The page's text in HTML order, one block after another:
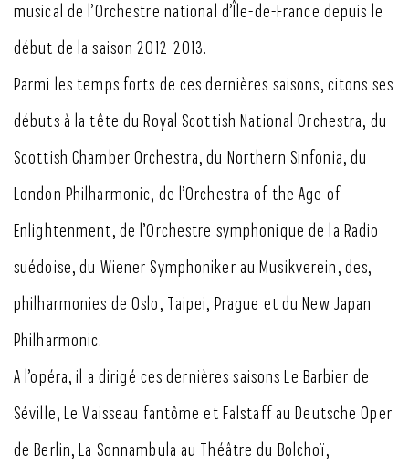
musical de l’Orchestre national d’Île-de-France depuis le
début de la saison 2012-2013.
Parmi les temps forts de ces dernières saisons, citons ses
débuts à la tête du Royal Scottish National Orchestra, du
Scottish Chamber Orchestra, du Northern Sinfonia, du
London Philharmonic, de l’Orchestra of the Age of
Enlightenment, de l’Orchestre symphonique de la Radio
suédoise, du Wiener Symphoniker au Musikverein, des,
philharmonies de Oslo, Taipei, Prague et du New Japan
Philharmonic.
A l’opéra, il a dirigé ces dernières saisons Le Barbier de
Séville, Le Vaisseau fantôme et Falstaff au Deutsche Oper
de Berlin, La Sonnambula au Théâtre du Bolchoï,